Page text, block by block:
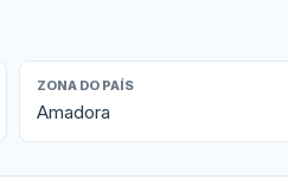
ZONA DO PAÍS
Amadora